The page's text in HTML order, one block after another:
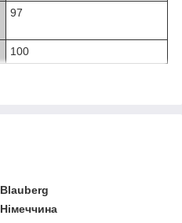
97
100
Blauberg
Німеччина